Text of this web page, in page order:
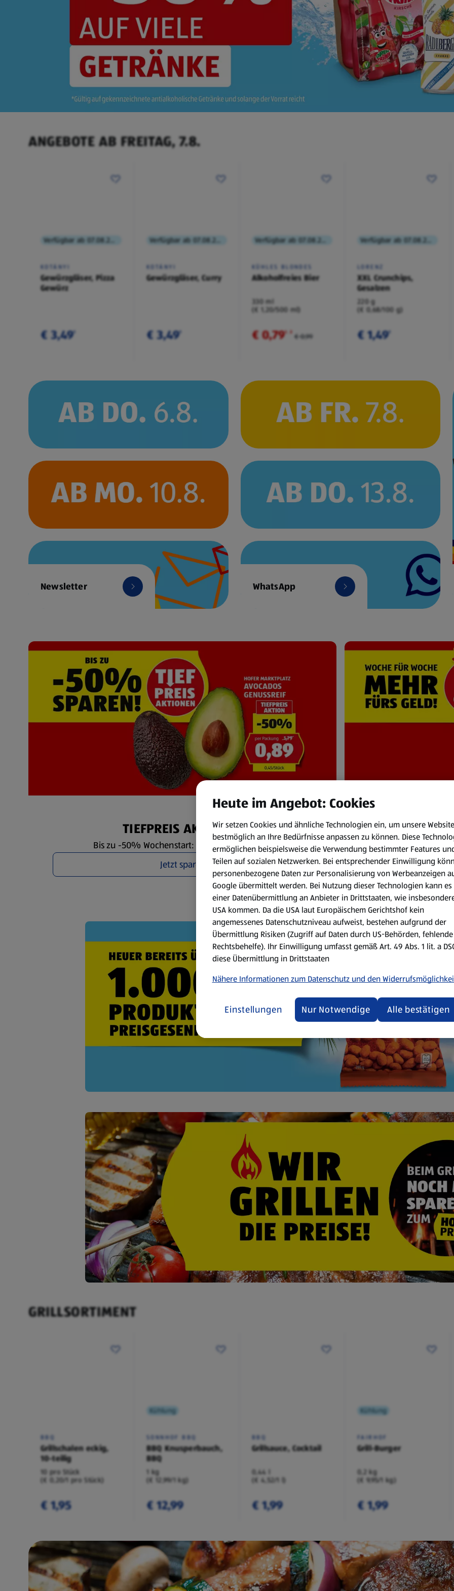
ANGEBOTE AB FREITAG, 7.8.
KOTÁNYI
Gewürzgläser, Pizza
Gewürz
€ 3,49¹
KOTÁNYI
Gewürzgläser, Curry
€ 3,49¹
KÜHLES BLONDES
Alkoholfreies Bier
330 ml
(€ 1,20/500 ml)
€ 0,79¹ ² € 0,99
LORENZ
XXL Crunchips,
Gesalzen
220 g
(€ 0,68/100 g)
€ 1,49¹
Newsletter WhatsApp
TIEFPREIS AKTIONEN
Bis zu -50% Wochenstart: Mo. 3.8. bis Do. 6.8.
Jetzt sparen
HOFER
Immer zum
GRILLSORTIMENT
BBQ
Grillschalen eckig,
10-teilig
10 pro Stück
(€ 0,20/1 pro Stück)
€ 1,95
Kühlung
SONNHOF BBQ
BBQ Knusperbauch,
BBQ
1 kg
(€ 12,99/1 kg)
€ 12,99
BBQ
Grillsauce, Cocktail
0,44 l
(€ 4,52/1 l)
€ 1,99
Kühlung
FAIRHOF
Grill-Burger
0,2 kg
(€ 9,95/1 kg)
€ 1,99
Heute im Angebot: Cookies
Wir setzen Cookies und ähnliche Technologien ein, um unsere Website
bestmöglich an Ihre Bedürfnisse anpassen zu können. Diese
ermöglichen beispielsweise die Verwendung bestimmter Features
Teilen auf sozialen Netzwerken. Bei entsprechender Einwilligung
personenbezogene Daten zur Personalisierung von Werbeanzeigen
Google übermittelt werden. Bei Nutzung dieser Technologien kann es
einer Datenübermittlung an Anbieter in Drittstaaten, wie
USA kommen. Da die USA laut Europäischem Gerichtshof kein
angemessenes Datenschutzniveau aufweist, bestehen aufgrund der
Übermittlung Risiken (Zugriff auf Daten durch US-Behörden, fehlende
Rechtsbehelfe). Ihr Einwilligung umfasst gemäß Art. 49 Abs. 1 lit. a
diese Übermittlung in Drittstaaten
Nähere Informationen zum Datenschutz und den
Einstellungen Nur Notwendige Alle bestätigen